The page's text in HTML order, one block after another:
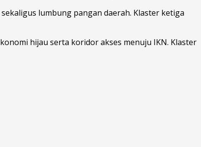
lumbung pangan daerah. Klaster ketiga
hijau serta koridor akses menuju IKN. Klaster